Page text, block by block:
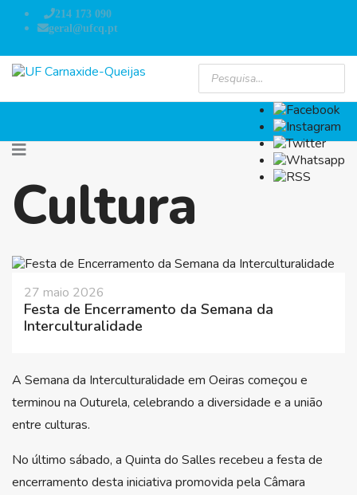
214 173 090
geral@ufcq.pt
Cultura
27 maio 2026
Festa de Encerramento da Semana da
Interculturalidade
A Semana da Interculturalidade em Oeiras começou e
terminou na Outurela, celebrando a diversidade e a união
entre culturas.
No último sábado, a Quinta do Salles recebeu a festa de
encerramento desta iniciativa promovida pela Câmara